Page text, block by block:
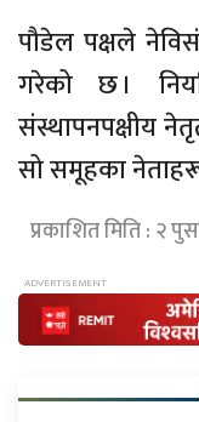
पौडेल पक्षले
गरेको छ ।
संस्थापनपक्षीय
सो समूहका
प्रकाशित मिति : २